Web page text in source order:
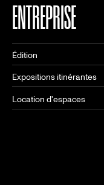
ENTREPRISE
Édition
Expositions itinérantes
Location d'espaces